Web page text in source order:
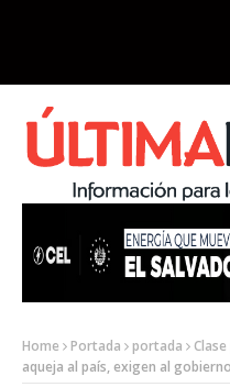
Home Portada portada
aqueja al país, exigen al